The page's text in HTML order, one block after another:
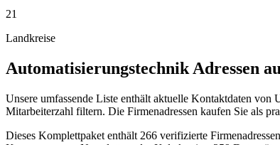
21
Landkreise
Automatisierungstechnik Adressen
Unsere umfassende Liste enthält aktuelle Kontaktdaten
Mitarbeiterzahl filtern. Die Firmenadressen kaufen Sie als
Dieses Komplettpaket enthält 266 verifizierte